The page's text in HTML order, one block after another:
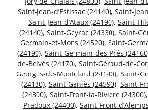
Saint-Jean-d’Estissac (24140), Saint-
Saint-Jean-d’Ataux (24190), Saint-
(24140), Saint-Geyrac (24330), Saint-
Germain-et-Mons (24520), Saint-
(24190), Saint-Germain-des-Prés
de-Belvès (24170), Saint-Géraud-de-
Georges-de-Montclard (24140), Saint-
(24130), Saint-Geniès (24590), Saint-
(24300), Saint-Front-la-Rivière (24300),
Pradoux (24400), Saint-Front-